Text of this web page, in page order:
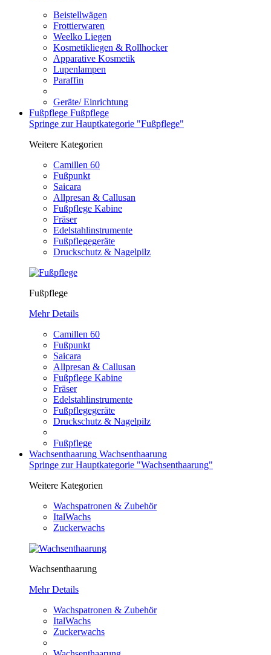
Beistellwägen
Frottierwaren
Weelko Liegen
Kosmetikliegen & Rollhocker
Apparative Kosmetik
Lupenlampen
Paraffin
Geräte/ Einrichtung
Fußpflege Fußpflege
Springe zur Hauptkategorie "Fußpflege"
Weitere Kategorien
Camillen 60
Fußpunkt
Saicara
Allpresan & Callusan
Fußpflege Kabine
Fräser
Edelstahlinstrumente
Fußpflegegeräte
Druckschutz & Nagelpilz
Fußpflege
Mehr Details
Camillen 60
Fußpunkt
Saicara
Allpresan & Callusan
Fußpflege Kabine
Fräser
Edelstahlinstrumente
Fußpflegegeräte
Druckschutz & Nagelpilz
Fußpflege
Wachsenthaarung Wachsenthaarung
Springe zur Hauptkategorie "Wachsenthaarung"
Weitere Kategorien
Wachspatronen & Zubehör
ItalWachs
Zuckerwachs
Wachsenthaarung
Mehr Details
Wachspatronen & Zubehör
ItalWachs
Zuckerwachs